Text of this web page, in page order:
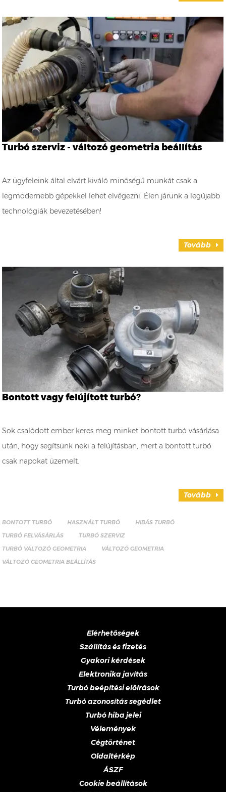
Turbó szerviz - változó geometria beállítás
Az ügyfeleink által elvárt kiváló minőségű munkát csak a
legmodernebb gépekkel lehet elvégezni. Élen járunk a legújabb
technológiák bevezetésében!
Tovább
Bontott vagy felújított turbó?
Sok csalódott ember keres meg minket bontott turbó vásárlása
után, hogy segítsünk neki a felújításban, mert a bontott turbó
csak napokat üzemelt.
Tovább
BONTOTT TURBÓ HASZNÁLT TURBÓ
HIBÁS TURBÓ
TURBÓ FELVÁSÁRLÁS
TURBÓ SZERVIZ
TURBÓ VÁLTOZÓ GEOMETRIA
VÁLTOZÓ GEOMETRIA
VÁLTOZÓ GEOMETRIA BEÁLLÍTÁS
Elérhetőségek
Szállítás és fizetés
Gyakori kérdések
Elektronika javítás
Turbó beépítési előírások
Turbó azonosítás segédlet
Turbó hiba jelei
Vélemények
Cégtörténet
Oldaltérkép
ÁSZF
Cookie beállítások